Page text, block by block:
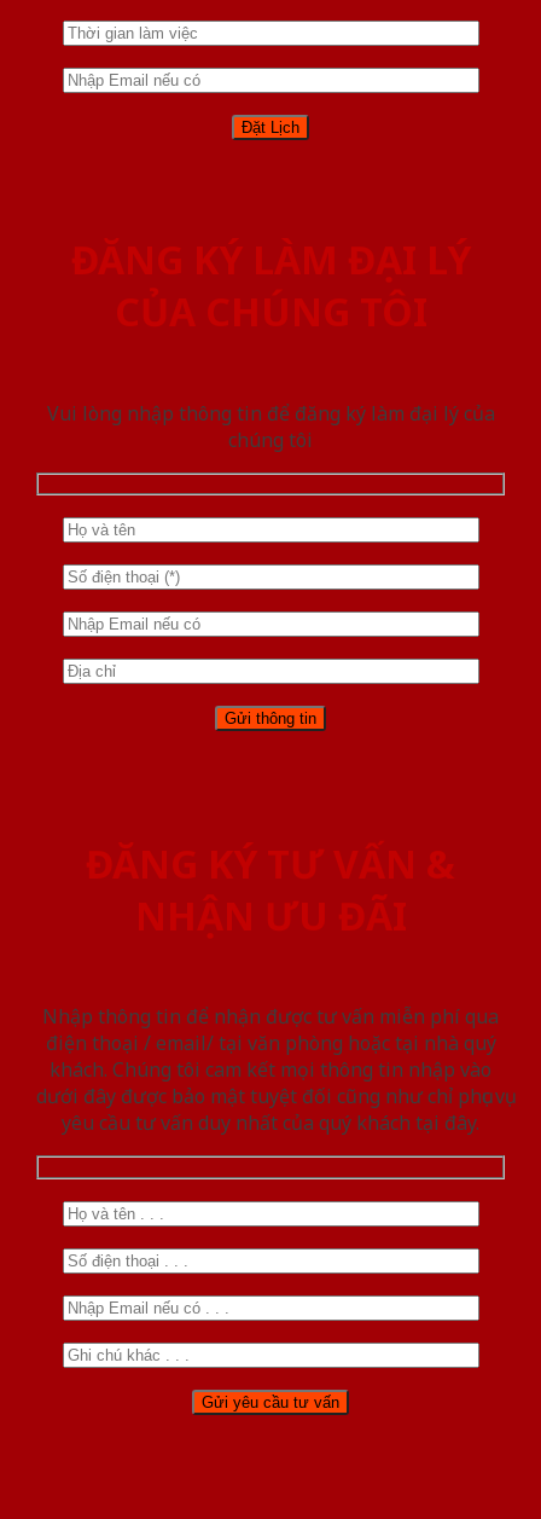
ĐĂNG KÝ LÀM ĐẠI LÝ
CỦA CHÚNG TÔI
Vui lòng nhập thông tin để đăng ký làm đại lý của
chúng tôi
ĐĂNG KÝ TƯ VẤN &
NHẬN ƯU ĐÃI
Nhập thông tin để nhận được tư vấn miễn phí qua
điện thoại / email/ tại văn phòng hoặc tại nhà quý
khách. Chúng tôi cam kết mọi thông tin nhập vào
dưới đây được bảo mật tuyệt đối cũng như chỉ phục vụ
yêu cầu tư vấn duy nhất của quý khách tại đây.